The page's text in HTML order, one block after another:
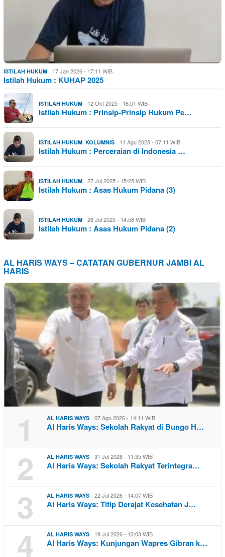
ISTILAH HUKUM 17 Jan 2026 - 17:11 WIB
Istilah Hukum : KUHAP 2025
ISTILAH HUKUM 12 Okt 2025 - 16:51 WIB
Istilah Hukum : Prinsip-Prinsip Hukum Pe…
ISTILAH HUKUM, KOLUMNIS 11 Agu 2025 - 07:11 WIB
Istilah Hukum : Perceraian di Indonesia …
ISTILAH HUKUM 27 Jul 2025 - 15:25 WIB
Istilah Hukum : Asas Hukum Pidana (3)
ISTILAH HUKUM 26 Jul 2025 - 14:58 WIB
Istilah Hukum : Asas Hukum Pidana (2)
AL HARIS WAYS – CATATAN GUBERNUR JAMBI AL
HARIS
1 AL HARIS WAYS 07 Agu 2026 - 14:11 WIB
Al Haris Ways: Sekolah Rakyat di Bungo H…
2 AL HARIS WAYS 31 Jul 2026 - 11:35 WIB
Al Haris Ways: Sekolah Rakyat Terintegra…
3 AL HARIS WAYS 22 Jul 2026 - 14:07 WIB
Al Haris Ways: Titip Derajat Kesehatan J…
4 AL HARIS WAYS 19 Jul 2026 - 13:03 WIB
Al Haris Ways: Kunjungan Wapres Gibran k…